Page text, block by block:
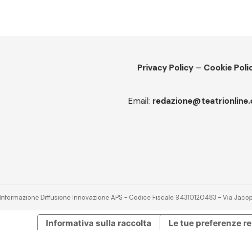
Privacy Policy – Cookie
Email:
Diffusione Innovazione APS - Codice Fiscale 94310120483 - Via Jacopo
Informativa sulla raccolta Le tue preferenze